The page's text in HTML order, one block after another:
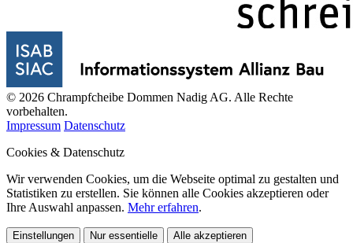
© 2026 Chrampfcheibe Dommen Nadig AG. Alle Rechte
vorbehalten.
Impressum Datenschutz
Cookies & Datenschutz
Wir verwenden Cookies, um die Webseite optimal zu gestalten und
Statistiken zu erstellen. Sie können alle Cookies akzeptieren oder
Ihre Auswahl anpassen. Mehr erfahren.
Einstellungen Nur essentielle Alle akzeptieren